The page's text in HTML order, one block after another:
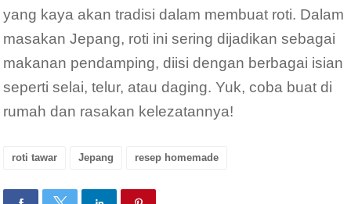
yang kaya akan tradisi dalam membuat roti. Dalam
masakan Jepang, roti ini sering dijadikan sebagai
makanan pendamping, diisi dengan berbagai isian
seperti selai, telur, atau daging. Yuk, coba buat di
rumah dan rasakan kelezatannya!
roti tawar Jepang resep homemade